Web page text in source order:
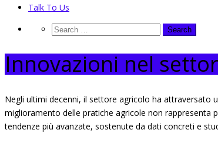
Talk To Us
Innovazioni nel
Negli ultimi decenni, il settore agricolo ha attraversato
miglioramento delle pratiche agricole non rappresenta
tendenze più avanzate, sostenute da dati concreti e